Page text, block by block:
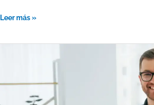
Leer más »
tasador
comercial